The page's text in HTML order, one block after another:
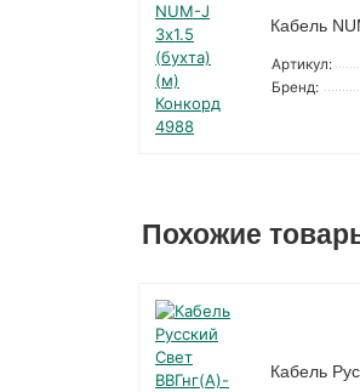
Кабель
Артикул:
Бренд:
Похожие
Кабель